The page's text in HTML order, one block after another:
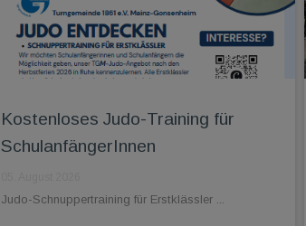
Kostenloses Judo-Training für
SchulanfängerInnen
Judo-Schnuppertraining für Erstklässler ...